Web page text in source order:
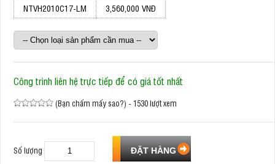
NTVH2010C17-LM
3,560,000 VNĐ
Công trình liên hệ trực tiếp để có giá tốt nhất
(Bạn chấm mấy sao?) - 1530 lượt xem
Số lượng